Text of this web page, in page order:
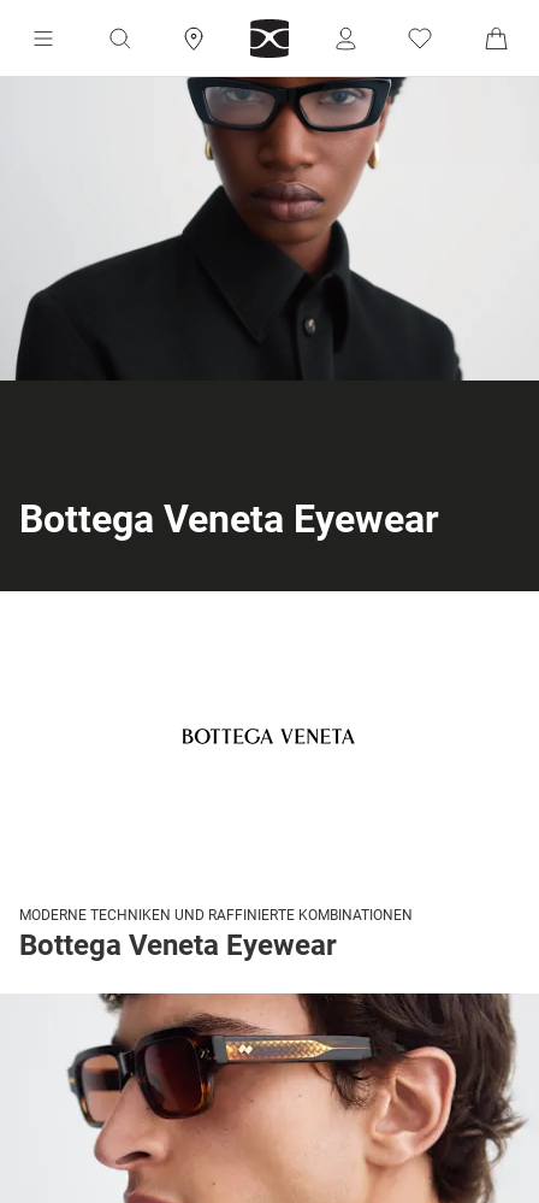
Bottega Veneta Eyewear
MODERNE TECHNIKEN UND RAFFINIERTE KOMBINATIONEN
Bottega Veneta Eyewear